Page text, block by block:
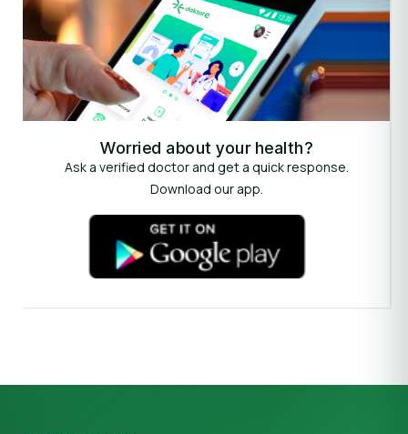
Worried about your health?
Ask a verified doctor and get a quick response.
Download our app.